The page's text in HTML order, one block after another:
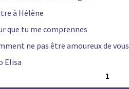
à Hélène
que tu me comprennes
ne pas être amoureux de vous
Elisa
1